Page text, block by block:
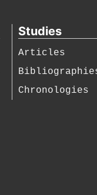
Studies
Articles
Chronologies